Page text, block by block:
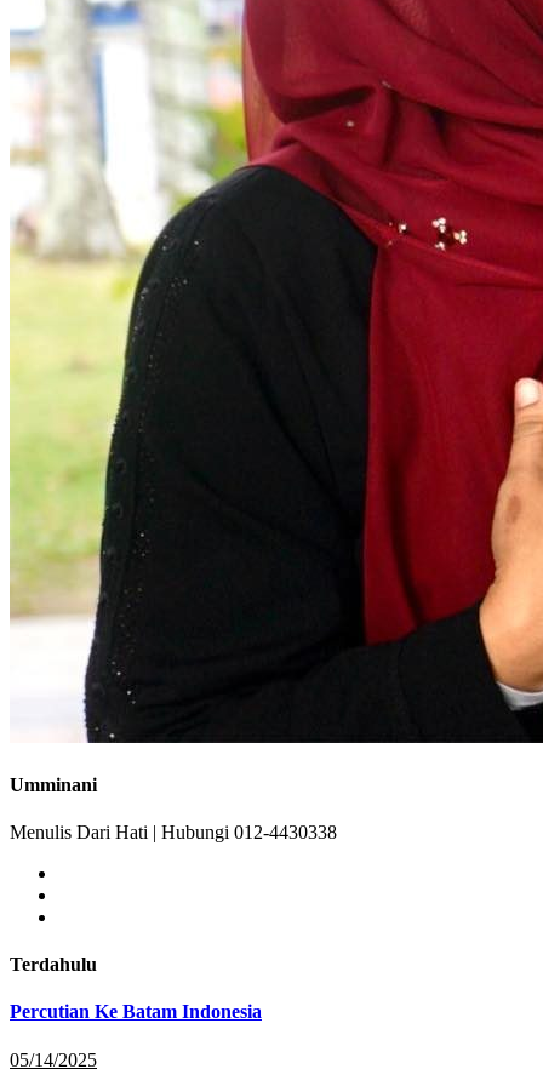
Umminani
Menulis Dari Hati | Hubungi 012-4430338
Terdahulu
Percutian Ke Batam Indonesia
05/14/2025